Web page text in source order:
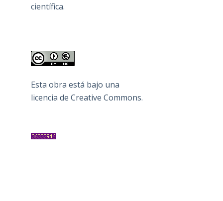
científica.
Esta obra está bajo una
licencia de Creative Commons.